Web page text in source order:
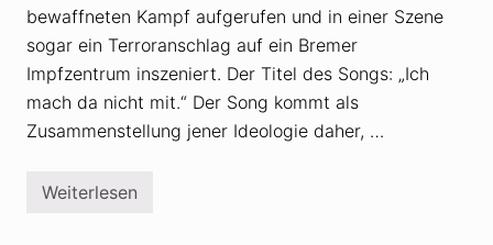
bewaffneten Kampf aufgerufen und in einer Szene
sogar ein Terroranschlag auf ein Bremer
Impfzentrum inszeniert. Der Titel des Songs: „Ich
mach da nicht mit.“ Der Song kommt als
Zusammenstellung jener Ideologie daher, …
R
Weiterlesen